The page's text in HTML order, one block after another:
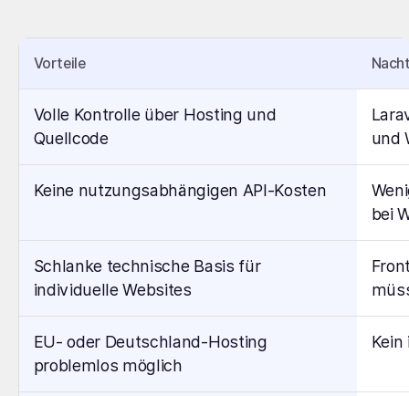
Vorteile
Volle Kontrolle über Hosting und
Quellcode
und
Keine nutzungsabhängigen API-Kosten
bei
Schlanke technische Basis für
individuelle Websites
EU- oder Deutschland-Hosting
problemlos möglich